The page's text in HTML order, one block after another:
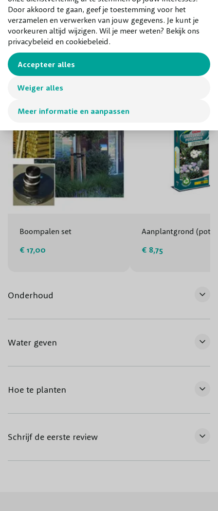
Door akkoord te gaan, geef je toestemming voor het
verzamelen en verwerken van jouw gegevens. Je kunt je
voorkeuren altijd wijzigen. Wil je meer weten? Bekijk ons
privacybeleid en cookiebeleid.
Meer informatie en aanpassen
Weiger alles
Accepteer alles
solitair staan.
Combineer met
Onze aanraders bij dit product
Boompalen set
€ 17,00
Aanplantgrond
€ 8,75
Onderhoud
Water geven
Hoe te planten
Schrijf de eerste review